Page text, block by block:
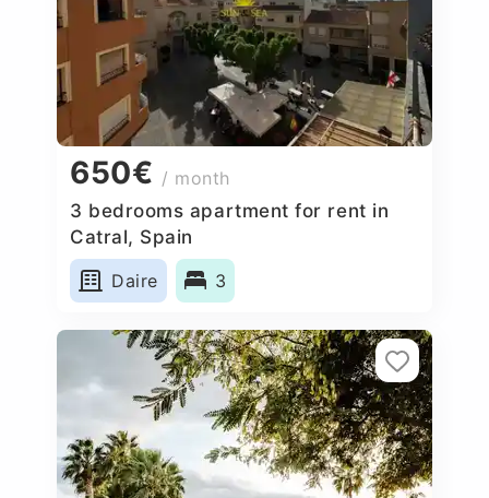
650€ / month
3 bedrooms apartment for rent in
Catral, Spain
Daire
3